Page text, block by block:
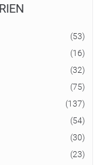
(53)
(16)
(32)
(75)
(137)
(54)
(30)
(23)